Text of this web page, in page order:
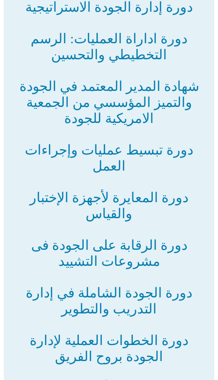
دورة إدارة الجودة الاستراتيجية
دورة اداراة العمليات: الرسم
التخطيطي والتحسين
شهادة المدير المعتمد في الجودة
والتميز المؤسسي من الجمعية
الامريكية للجودة
دورة تبسيط عمليات وإجراءات
العمل
دورة المعايرة لأجهزة الإختبار
والقياس
دورة الرقابة على الجودة فى
مشروعات التشييد
دورة الجودة الشاملة في إدارة
التدريب والتطوير
دورة الخطوات العملية لإدارة
الجودة بروح الفريق